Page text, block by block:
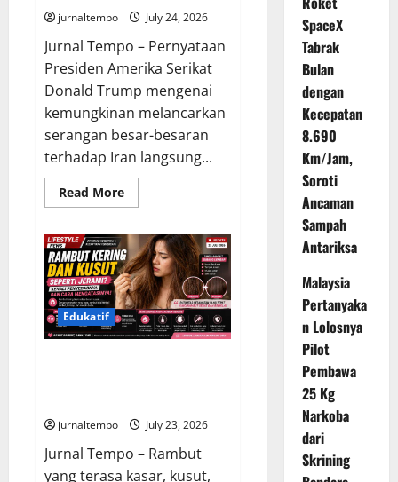
jurnaltempo July 24, 2026
Jurnal Tempo – Pernyataan
Presiden Amerika Serikat
Donald Trump mengenai
kemungkinan melancarkan
serangan besar-besaran
terhadap Iran langsung...
Read MoreRead
more
Semakin
Dekat
Putuskan
Serangan
Besar
ke
Iran,
Timur
Tengah
Edukatif
jurnaltempo July 23, 2026
Jurnal Tempo – Rambut
yang terasa kasar, kusut,
SpaceX
Tabrak
Bulan
dengan
Kecepatan
8.690
Km/Jam,
Soroti
Ancaman
Sampah
Antariksa
Malaysia
Pertanyaka
n Lolosnya
Pilot
Pembawa
25 Kg
Narkoba
dari
Skrining